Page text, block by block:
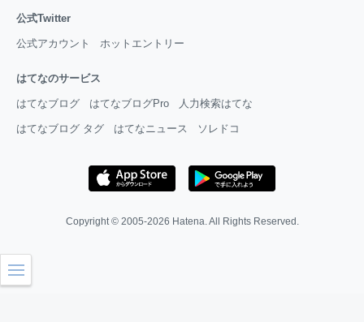
公式Twitter
公式アカウント ホットエントリー
はてなのサービス
はてなブログ はてなブログPro 人力検索はてな
はてなブログ タグ はてなニュース ソレドコ
Copyright © 2005-2026 Hatena. All Rights Reserved.